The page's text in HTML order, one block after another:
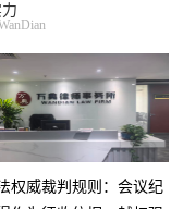
权威裁判规则：会议纪